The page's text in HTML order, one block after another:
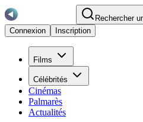
Rechercher
Connexion
Inscription
Films
Célébrités
Cinémas
Palmarès
Actualités